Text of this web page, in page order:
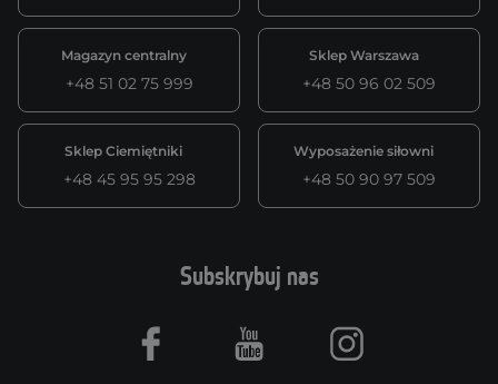
Magazyn centralny
+48 51 02 75 999
Sklep Warszawa
+48 50 96 02 509
Sklep Ciemiętniki
+48 45 95 95 298
Wyposażenie siłowni
+48 50 90 97 509
Subskrybuj nas
Facebook Youtube Instagram